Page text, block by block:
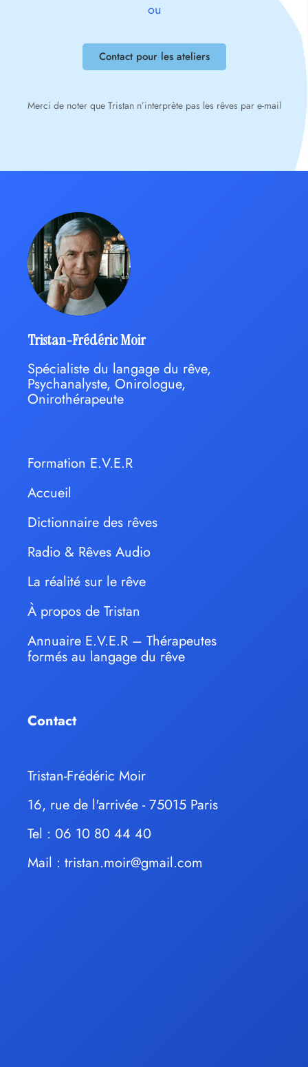
ou
Contact pour les ateliers
Merci de noter que Tristan n’interprète pas les rêves par e-mail
Tristan-Frédéric Moir
Spécialiste du langage du rêve,
Psychanalyste, Onirologue,
Onirothérapeute
Formation E.V.E.R
Accueil
Dictionnaire des rêves
Radio & Rêves Audio
La réalité sur le rêve
À propos de Tristan
Annuaire E.V.E.R – Thérapeutes
formés au langage du rêve
Contact
Tristan-Frédéric Moir
16, rue de l'arrivée - 75015 Paris
Tel : 06 10 80 44 40
Mail : tristan.moir@gmail.com